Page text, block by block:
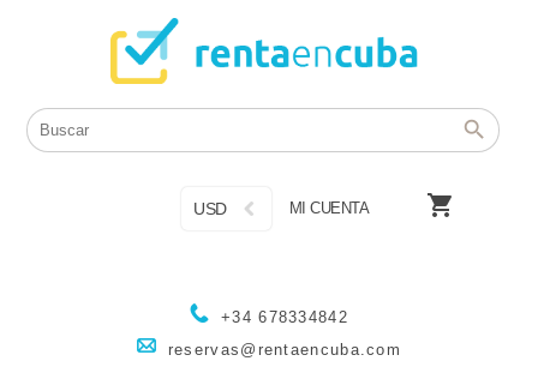
+34 678334842
reservas@rentaencuba.com
USD MI CUENTA 